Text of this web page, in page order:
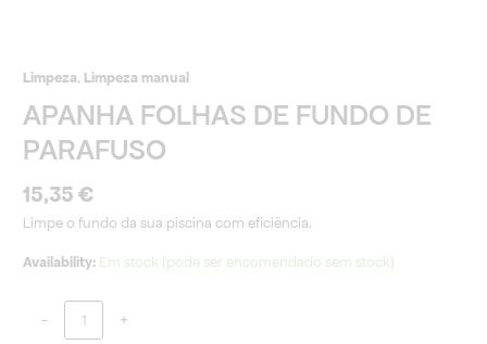
Limpeza, Limpeza manual
APANHA FOLHAS DE FUNDO DE
PARAFUSO
15,35€
Limpe o fundo da sua piscina com eficiência.
Availability: Em stock (pode ser encomendado sem stock)
- +